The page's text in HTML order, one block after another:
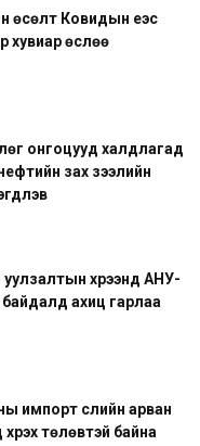
өсөлт Ковидын үеэс
хувиар өслөө
онгоцууд халдлагад
зах зээлийн
хүрээнд АНУ-
ахиц гарлаа
импорт сүүлийн арван
төлөвтэй байна